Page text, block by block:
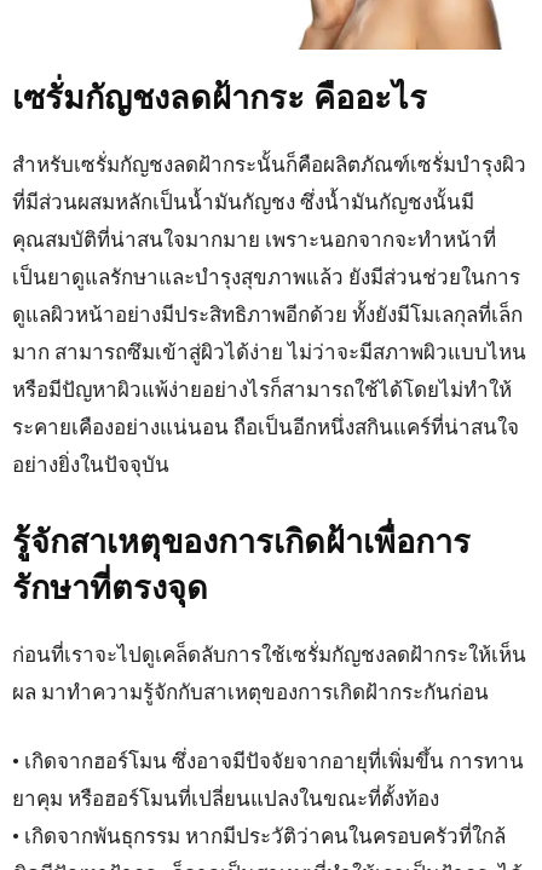
เซรั่มกัญชงลดฝ้ากระ คืออะไร
สำหรับเซรั่มกัญชงลดฝ้ากระนั้นก็คือผลิตภัณฑ์เซรั่มบำรุงผิว
ที่มีส่วนผสมหลักเป็นน้ำมันกัญชง ซึ่งน้ำมันกัญชงนั้นมี
คุณสมบัติที่น่าสนใจมากมาย เพราะนอกจากจะทำหน้าที่
เป็นยาดูแลรักษาและบำรุงสุขภาพแล้ว ยังมีส่วนช่วยในการ
ดูแลผิวหน้าอย่างมีประสิทธิภาพอีกด้วย ทั้งยังมีโมเลกุลที่เล็ก
มาก สามารถซึมเข้าสู่ผิวได้ง่าย ไม่ว่าจะมีสภาพผิวแบบไหน
หรือมีปัญหาผิวแพ้ง่ายอย่างไรก็สามารถใช้ได้โดยไม่ทำให้
ระคายเคืองอย่างแน่นอน ถือเป็นอีกหนึ่งสกินแคร์ที่น่าสนใจ
อย่างยิ่งในปัจจุบัน
รู้จักสาเหตุของการเกิดฝ้าเพื่อการ
รักษาที่ตรงจุด
ก่อนที่เราจะไปดูเคล็ดลับการใช้เซรั่มกัญชงลดฝ้ากระให้เห็น
ผล มาทำความรู้จักกับสาเหตุของการเกิดฝ้ากระกันก่อน
• เกิดจากฮอร์โมน ซึ่งอาจมีปัจจัยจากอายุที่เพิ่มขึ้น การทาน
ยาคุม หรือฮอร์โมนที่เปลี่ยนแปลงในขณะที่ตั้งท้อง
• เกิดจากพันธุกรรม หากมีประวัติว่าคนในครอบครัวที่ใกล้